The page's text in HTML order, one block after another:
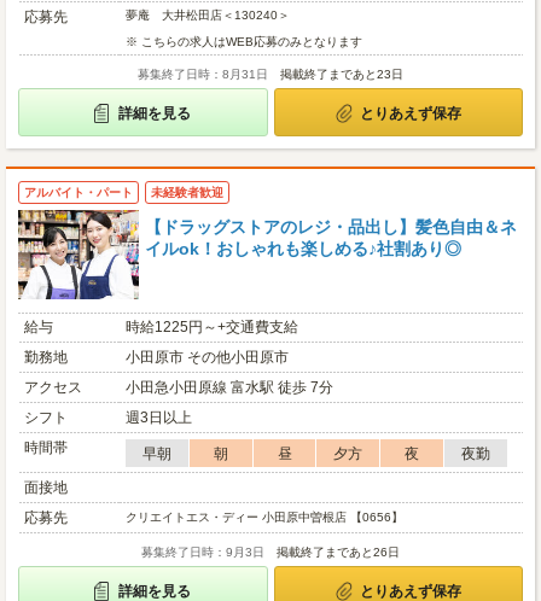
応募先
夢庵 大井松田店＜130240＞
※ こちらの求人はWEB応募のみとなります
募集終了日時：8月31日 掲載終了まであと23日
詳細を見る とりあえず保存
アルバイト・パート 未経験者歓迎
【ドラッグストアのレジ・品出し】髪色自由＆ネ
イルok！おしゃれも楽しめる♪社割あり◎
給与
時給1225円～+交通費支給
勤務地
小田原市 その他小田原市
アクセス
小田急小田原線 富水駅 徒歩 7分
シフト
週3日以上
時間帯
早朝 朝 昼 夕方 夜
夜勤
面接地
応募先
クリエイトエス・ディー 小田原中曽根店 【0656】
募集終了日時：9月3日 掲載終了まであと26日
詳細を見る とりあえず保存